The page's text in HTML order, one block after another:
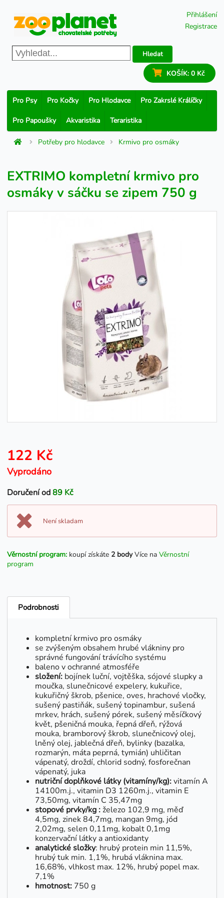
Přihlášení
Registrace
Hledat
KOŠÍK: 0 Kč
Pro Psy Pro Kočky Pro Hlodavce Pro Zakrslé Králíčky
Pro Papoušky Akvaristika Teraristika
Potřeby pro hlodavce Krmivo pro osmáky
EXTRIMO kompletní krmivo pro
osmáky v sáčku se zipem 750 g
122 Kč
Vyprodáno
Doručení od89 Kč
Není skladam
Věrnostní program: koupí získáte 2 bodyVíce na Věrnostní
program
Podrobnosti
kompletní krmivo pro osmáky
se zvýšeným obsahem hrubé vlákniny pro
správné fungování trávícího systému
baleno v ochranné atmosféře
složení: bojínek luční, vojtěška, sójové slupky a
moučka, slunečnicové expelery, kukuřice,
kukuřičný škrob, pšenice, oves, hrachové vločky,
sušený pastiňák, sušený topinambur, sušená
mrkev, hrách, sušený pórek, sušený měsíčkový
květ, pšeničná mouka, řepná dřeň, rýžová
mouka, bramborový škrob, slunečnicový olej,
lněný olej, jablečná dřeň, bylinky (bazalka,
rozmarýn, máta peprná, tymián) uhličitan
vápenatý, droždí, chlorid sodný, fosforečnan
vápenatý, juka
nutriční doplňkové látky (vitamíny/kg):vitamín A
14100m.j., vitamin D3 1260m.j., vitamin E
73,50mg, vitamín C 35,47mg
stopové prvky/kg :železo 102,9 mg, měď
4,5mg, zinek 84,7mg, mangan 9mg, jód
2,02mg, selen 0,11mg, kobalt 0,1mg
konzervační látky a antioxidanty
analytické složky: hrubý protein min 11,5%,
hrubý tuk min. 1,1%, hrubá vláknina max.
16,68%, vlhkost max. 12%, hrubý popel max.
7,1%
hmotnost: 750 g